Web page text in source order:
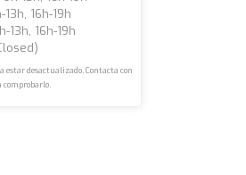
16h-19h
13h, 16h-19h
estar desactualizado. Contacta con
comprobarlo.